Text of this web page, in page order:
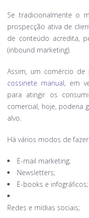
Se tradicionalmente o
prospecção ativa de
de conteúdo acredita,
(inbound marketing).
Assim, um comércio de
cossinete manual, em
para atingir os
comercial, hoje, poderia
alvo.
Há vários modos de
E-mail marketing;
Newsletters;
E-books e infográficos;
Redes e mídias sociais;